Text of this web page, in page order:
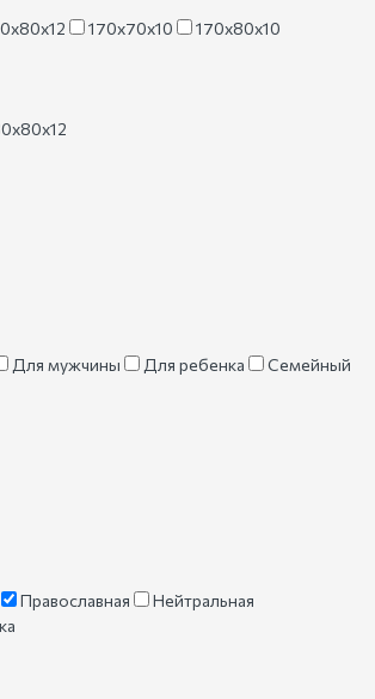
170х70х10
170х80х10
Для мужчины Для ребенка
Семейный
Православная
Нейтральная